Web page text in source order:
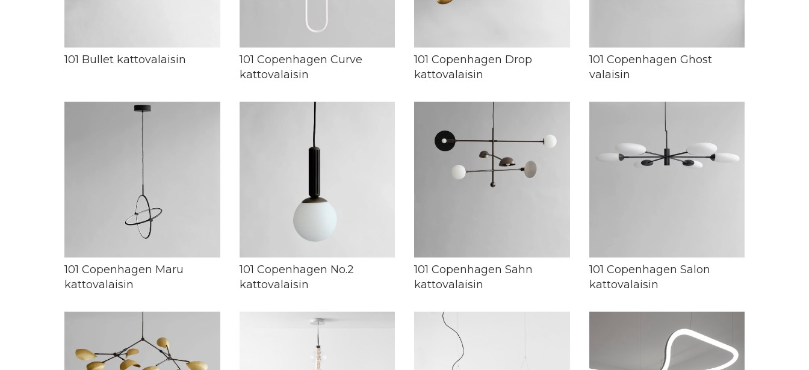
101 Bullet kattovalaisin
101 Copenhagen Curve
kattovalaisin
101 Copenhagen Drop
kattovalaisin
101 Copenhagen Ghost
valaisin
101 Copenhagen Maru
kattovalaisin
101 Copenhagen No.2
kattovalaisin
101 Copenhagen Sahn
kattovalaisin
101 Copenhagen Salon
kattovalaisin